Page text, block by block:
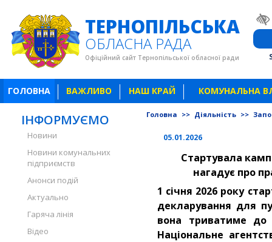
ТЕРНОПІЛЬСЬКА
ОБЛАСНА РАДА
Офіційний сайт Тернопільської обласної ради
ГОЛОВНА ВАЖЛИВО НАШ КРАЙ КОМУНАЛЬНА
ІНФОРМУЄМО
Новини
Новини комунальних
підприємств
Анонси подій
Актуально
Гаряча лінія
Відео
Головна >> Діяльність >>
05.01.2026
Стартувала
нагадує про
1 січня 2026 року
декларування для
вона триватиме до
Національне